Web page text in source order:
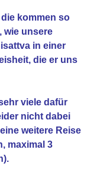
kommen so
wie unsere
in einer
die er uns
viele dafür
nicht dabei
weitere Reise
maximal 3